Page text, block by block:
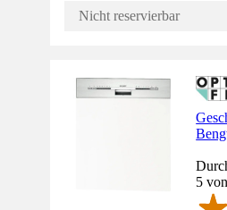
Nicht reservierbar
5